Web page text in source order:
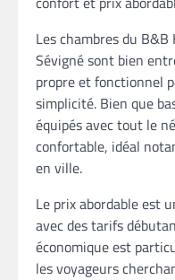
Les chambres du B&B
Sévigné sont bien
propre et fonctionnel
simplicité. Bien que
équipés avec tout le
confortable, idéal
en ville.
Le prix abordable est
avec des tarifs
économique est
les voyageurs